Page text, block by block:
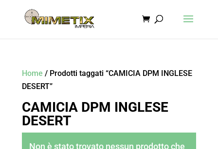
Home / Prodotti taggati “CAMICIA DPM INGLESE
DESERT”
CAMICIA DPM INGLESE
DESERT
Non è stato trovato nessun prodotto che